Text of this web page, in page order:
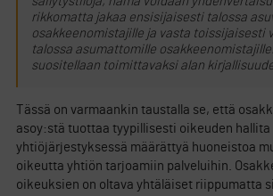
rikkomatta jakaa ensisijaisesti talossa
osakkeenomistajille ja vasta toissijaisesti
talossa asumattomille
suositellaan toimittavaksi alan
Tässä on varmaankin taustalla se, että
asoy:stä tuottaa tyypillisesti oikeuden hallita
yhtiöjärjestyksessä määrättyä huoneistoa
oikeutta yhtiön tarjoamiin palveluihin.
oikeuksien on oltava yhtäläiset riippumatta